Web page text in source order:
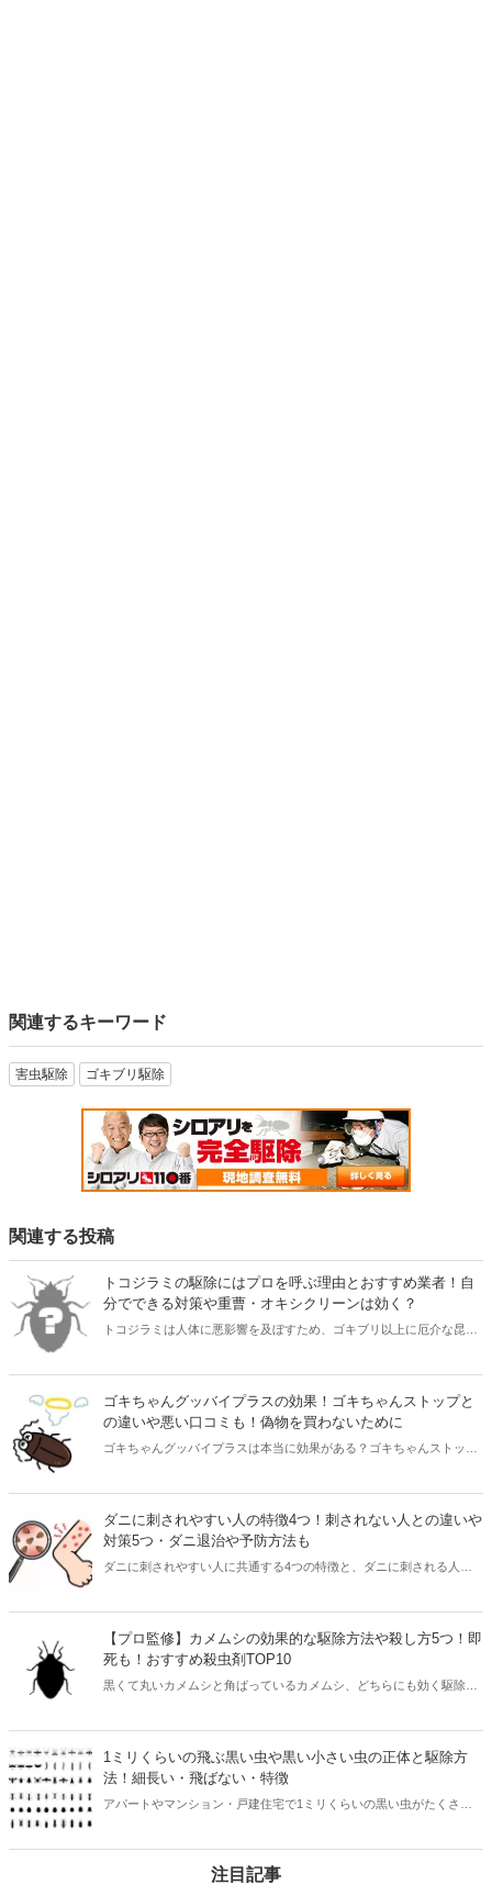
関連するキーワード
害虫駆除 ゴキブリ駆除
関連する投稿
トコジラミの駆除にはプロを呼ぶ理由とおすすめ業者！自
分でできる対策や重曹・オキシクリーンは効く？
トコジラミは人体に悪影響を及ぼすため、ゴキブリ以上に厄介な昆虫
す。また重曹やオキシクリーンはトコジラミに効果的なのかなどにつ
いても解説しました。凄まじい勢いでトコジラミが繁殖してしまう前
ゴキちゃんグッバイプラスの効果！ゴキちゃんストップと
の違いや悪い口コミも！偽物を買わないために
ゴキちゃんグッバイプラスは本当に効果がある？ゴキちゃんストップ
必見。本記事を読めばゴキちゃんグッバイプラスとゴキちゃんストッ
プの違いだけでなく、効果や口コミ・ブラックキャップなどの市販品
ダニに刺されやすい人の特徴4つ！刺されない人との違いや
対策5つ・ダニ退治や予防方法も
ダニに刺されやすい人に共通する4つの特徴と、ダニに刺される人と
きます。ダニ退治や予防法、刺されたときの対処法を知って、寝具や
ソファを快適に使える生活にしましょう。
【プロ監修】カメムシの効果的な駆除方法や殺し方5つ！即
死も！おすすめ殺虫剤TOP10
黒くて丸いカメムシと角ばっているカメムシ、どちらにも効く駆除方
を撒くべき場所の紹介のほかに、カメムシ自体によく効くおすすめ殺
虫剤をプロが解説します。
1ミリくらいの飛ぶ黒い虫や黒い小さい虫の正体と駆除方
法！細長い・飛ばない・特徴
アパートやマンション・戸建住宅で1ミリくらいの黒い虫がたくさん
いの飛ぶ黒い虫や黒い小さい虫の種類や適切な駆除方法を紹介。虫の
発生を予防するポイントもお伝えします！
注目記事